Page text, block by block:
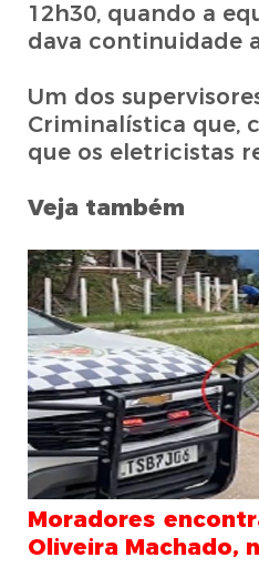
12h30, quando a
dava continuidade
Um dos
Criminalística que,
que os eletricistas
Veja também
Moradores
Oliveira Machado,